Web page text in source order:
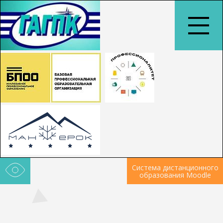
Система дистанционного
образования Moodle